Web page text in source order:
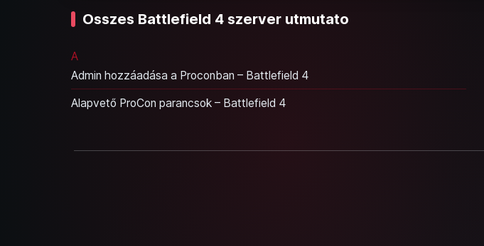
Osszes Battlefield 4 szerver utmutato
A
Admin hozzáadása a Proconban – Battlefield 4
Alapvető ProCon parancsok – Battlefield 4